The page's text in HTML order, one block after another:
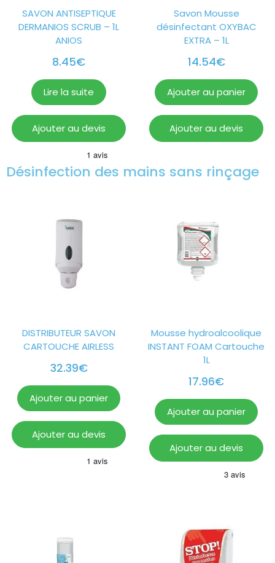
SAVON ANTISEPTIQUE
DERMANIOS SCRUB – 1L
ANIOS
8.45€
Lire la suite
Ajouter au devis
Savon Mousse
désinfectant OXYBAC
EXTRA – 1L
14.54€
Ajouter au panier
Ajouter au devis
Désinfection des mains sans rinçage
DISTRIBUTEUR SAVON
CARTOUCHE AIRLESS
32.39€
Ajouter au panier
Ajouter au devis
Mousse hydroalcoolique
INSTANT FOAM Cartouche
1L
17.96€
Ajouter au panier
Ajouter au devis